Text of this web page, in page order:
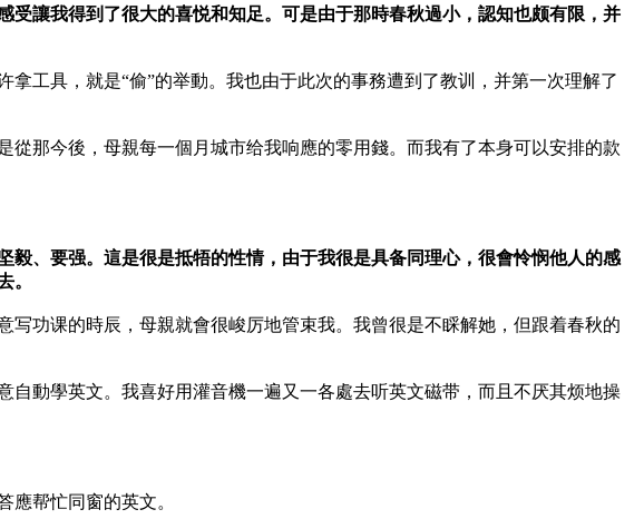
讓我得到了很大的喜悦和知足。可是由于那時春秋過小，認知也颇有限，并
工具，就是“偷”的举動。我也由于此次的事務遭到了教训，并第一次理解了
那今後，母親每一個月城市给我响應的零用錢。而我有了本身可以安排的款
、要强。這是很是抵牾的性情，由于我很是具备同理心，很會怜悯他人的感
。
功课的時辰，母親就會很峻厉地管束我。我曾很是不睬解她，但跟着春秋的
動學英文。我喜好用灌音機一遍又一各處去听英文磁带，而且不厌其烦地操
應帮忙同窗的英文。